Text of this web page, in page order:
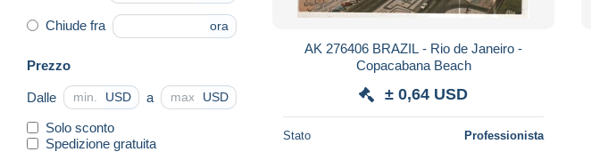
Chiude fra ora
Prezzo
Dalle USD a USD
Solo sconto
Spedizione gratuita
AK 276406 BRAZIL - Rio de Janeiro -
Copacabana Beach
± 0,64 USD
Stato Professionista